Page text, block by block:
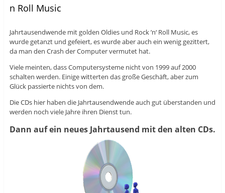
n Roll Music
Jahrtausendwende mit golden Oldies und Rock ’n‘ Roll Music, es
wurde getanzt und gefeiert, es wurde aber auch ein wenig gezittert,
da man den Crash der Computer vermutet hat.
Viele meinten, dass Computersysteme nicht von 1999 auf 2000
schalten werden. Einige witterten das große Geschäft, aber zum
Glück passierte nichts von dem.
Die CDs hier haben die Jahrtausendwende auch gut überstanden und
werden noch viele Jahre ihren Dienst tun.
Dann auf ein neues Jahrtausend mit den alten CDs.